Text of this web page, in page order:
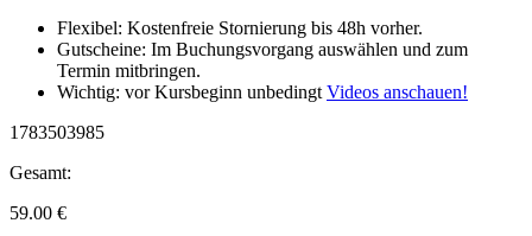
Flexibel: Kostenfreie Stornierung bis 48h vorher.
Gutscheine: Im Buchungsvorgang auswählen und zum
Termin mitbringen.
Wichtig: vor Kursbeginn unbedingtVideos anschauen!
1783503985
Gesamt:
59.00 €